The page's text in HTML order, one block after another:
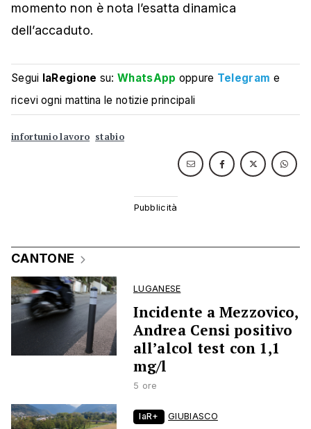
momento non è nota l’esatta dinamica
dell’accaduto.
Segui laRegione su:WhatsApp oppure Telegram e
ricevi ogni mattina le notizie principali
infortunio lavoro stabio
CANTONE
LUGANESE
Incidente a Mezzovico,
Andrea Censi positivo
all’alcol test con 1,1
mg/l
5 ore
laR+ GIUBIASCO